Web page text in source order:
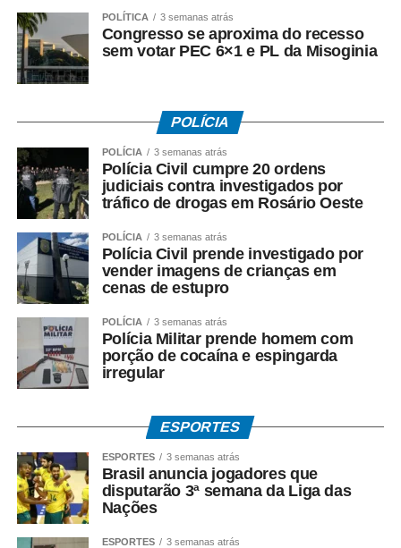
histórico comprovado é feita com apenas uma dose. No
entanto, os trabalhadores da saúde devem comprovar
duas doses da vacina, independentemente da idade, em
razão do maior risco de exposição ocupacional.
Em situações específicas definidas pelas autoridades
sanitárias, como ações de bloqueio vacinal, varredura em
áreas delimitadas ou viagens para locais com surto ativo,
crianças de 6 a 11 meses e 29 dias podem receber a
chamada “dose zero”, que não substitui as doses
previstas no calendário regular.
A vacina só é contraindicada para gestantes, crianças
menores de 6 meses, pessoas com imunossupressão
grave ou com histórico de reação alérgica grave a algum
dos componentes.
Fonte: EBC Saúde
WhatsApp
Facebook
Twitter
Messenger
LinkedIn
Share
POLÍTICA 3 semanas atrás
Congresso se aproxima do recesso
sem votar PEC 6×1 e PL da Misoginia
POLÍCIA
POLÍCIA 3 semanas atrás
Polícia Civil cumpre 20 ordens
judiciais contra investigados por
tráfico de drogas em Rosário Oeste
POLÍCIA 3 semanas atrás
Polícia Civil prende investigado por
vender imagens de crianças em
cenas de estupro
POLÍCIA 3 semanas atrás
Polícia Militar prende homem com
porção de cocaína e espingarda
irregular
ESPORTES
ESPORTES 3 semanas atrás
Brasil anuncia jogadores que
disputarão 3ª semana da Liga das
Nações
ESPORTES 3 semanas atrás